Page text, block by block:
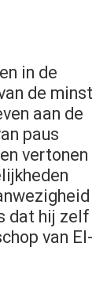
in de
de minst
aan de
paus
vertonen
dat hij zelf
van El-